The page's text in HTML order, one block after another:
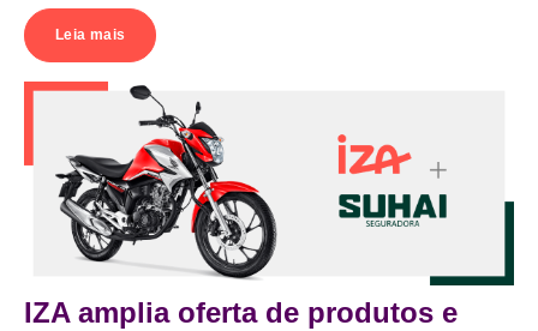
Leia mais
IZA amplia oferta de produtos e